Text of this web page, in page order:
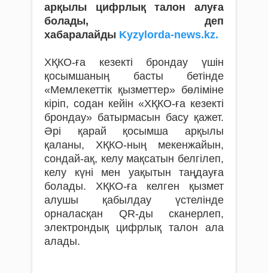
арқылы цифрлық талон алуға
болады, деп
хабаралайды Kyzylorda-news.kz.
ХҚКО-ға кезекті брондау үшін
қосымшаның басты бетінде
«Мемлекеттік қызметтер» бөліміне
кіріп, содан кейін «ХҚКО-ға кезекті
брондау» батырмасын басу қажет.
Әрі қарай қосымша арқылы
қаланы, ХҚКО-ның мекенжайын,
сондай-ақ, келу мақсатын белгілеп,
келу күні мен уақытын таңдауға
болады. ХҚКО-ға келген қызмет
алушы қабылдау үстелінде
орналасқан QR-ды сканерлеп,
электрондық цифрлық талон ала
алады.